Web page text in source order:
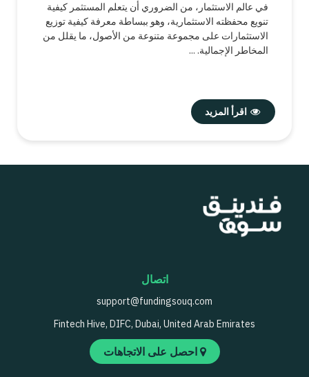
في عالم الاستثمار، من الضروري أن يتعلم المستثمر كيفية
تنويع محفظته الاستثمارية، وهو ببساطة معرفة كيفية توزيع
الاستثمارات على مجموعة متنوعة من الأصول، ما يقلل من
المخاطر الإجمالية. ...
اقرأ المزيد
اتصال
support@fundingsouq.com
Fintech Hive, DIFC, Dubai, United Arab Emirates
احصل على الاتجاهات